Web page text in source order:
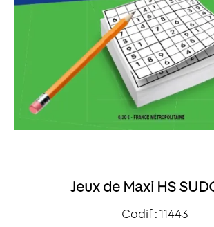
Jeux de Maxi HS
Codif : 11443